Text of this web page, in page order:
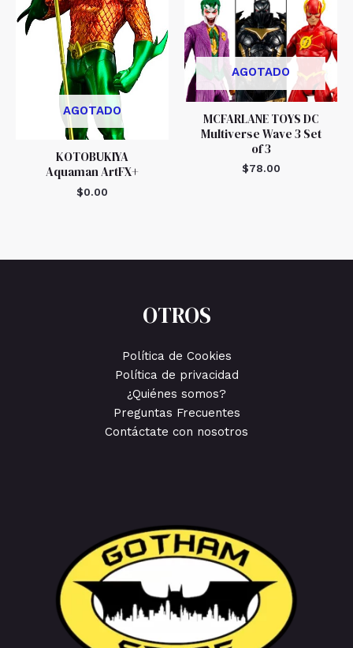
AGOTADO
KOTOBUKIYA
Aquaman ArtFX+
$0.00
AGOTADO
MCFARLANE TOYS DC
Multiverse Wave 3 Set
of 3
$78.00
OTROS
Política de Cookies
Política de privacidad
¿Quiénes somos?
Preguntas Frecuentes
Contáctate con nosotros